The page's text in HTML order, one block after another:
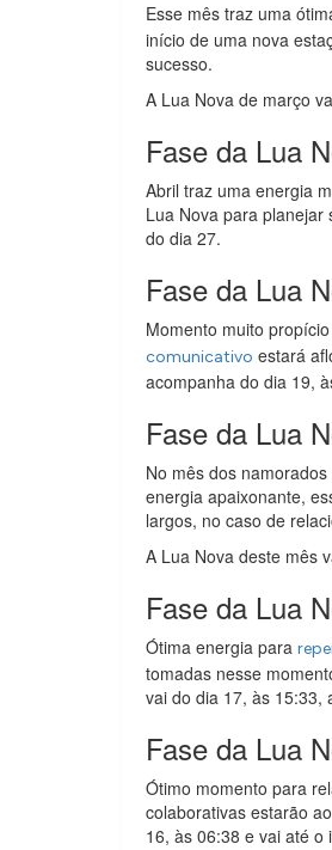
Esse mês traz uma
início de uma nova
sucesso.
A Lua Nova de março
Fase da Lua
Abril traz uma energia
Lua Nova para
do dia 27.
Fase da Lua
Momento muito
comunicativo estará
acompanha do dia 19,
Fase da Lua
No mês dos
energia apaixonante,
largos, no caso de
A Lua Nova deste mês
Fase da Lua
Ótima energia para
tomadas nesse
vai do dia 17, às 15:33,
Fase da Lua
Ótimo momento para
colaborativas estarão
16, às 06:38 e vai até o